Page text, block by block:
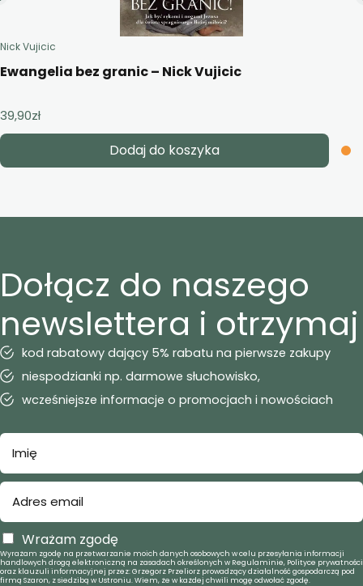
Nick Vujicic
Ewangelia bez granic – Nick Vujicic
39,90zł
Dodaj do koszyka
Dołącz do naszego
newslettera i otrzymaj
kod rabatowy dający 5% rabatu na pierwsze zakupy
niespodzianki np. darmowe słuchowisko,
wcześniejsze informacje o promocjach i nowościach
Wrażam zgodę
Wyrażam zgodę na przetwarzanie moich danych osobowych w celu przesyłania informacji
handlowych drogą elektroniczną na zasadach określonych w Regulaminie, Polityce prywatności
oraz klauzuli informacyjnej przez: Grzegorz Przeliorz prowadzący działalność gospodarczą pod
firmą Szaron, z siedzibą w Ustroniu. Wiem, że w każdej chwili mogę odwołać zgodę.